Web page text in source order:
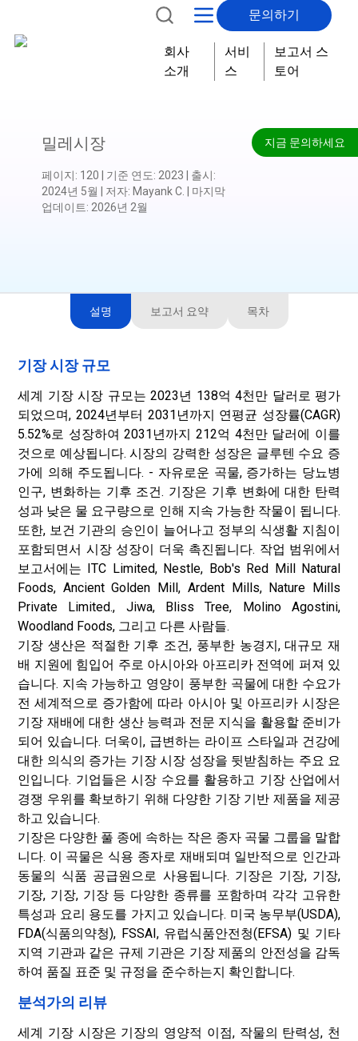
문의하기
회사
소개
서비
스
보고서 스
토어
지금 문의하세요
밀레시장
페이지: 120 기준 연도: 2023 출시:
2024년 5월
저자: Mayank C.
마지막
업데이트: 2026년 2월
설명 보고서 요약 목차
기장 시장 규모
세계 기장 시장 규모는 2023년 138억 4천만 달러로 평가
되었으며, 2024년부터 2031년까지 연평균 성장률(CAGR)
5.52%로 성장하여 2031년까지 212억 4천만 달러에 이를
것으로 예상됩니다. 시장의 강력한 성장은 글루텐 수요 증
가에 의해 주도됩니다. - 자유로운 곡물, 증가하는 당뇨병
인구, 변화하는 기후 조건. 기장은 기후 변화에 대한 탄력
성과 낮은 물 요구량으로 인해 지속 가능한 작물이 됩니다.
또한, 보건 기관의 승인이 늘어나고 정부의 식생활 지침이
포함되면서 시장 성장이 더욱 촉진됩니다. 작업 범위에서
보고서에는 ITC Limited, Nestle, Bob's Red Mill Natural
Foods, Ancient Golden Mill, Ardent Mills, Nature Mills
Private Limited., Jiwa, Bliss Tree, Molino Agostini,
Woodland Foods, 그리고 다른 사람들.
기장 생산은 적절한 기후 조건, 풍부한 농경지, 대규모 재
배 지원에 힘입어 주로 아시아와 아프리카 전역에 퍼져 있
습니다. 지속 가능하고 영양이 풍부한 곡물에 대한 수요가
전 세계적으로 증가함에 따라 아시아 및 아프리카 시장은
기장 재배에 대한 생산 능력과 전문 지식을 활용할 준비가
되어 있습니다. 더욱이, 급변하는 라이프 스타일과 건강에
대한 의식의 증가는 기장 시장 성장을 뒷받침하는 주요 요
인입니다. 기업들은 시장 수요를 활용하고 기장 산업에서
경쟁 우위를 확보하기 위해 다양한 기장 기반 제품을 제공
하고 있습니다.
기장은 다양한 풀 종에 속하는 작은 종자 곡물 그룹을 말합
니다. 이 곡물은 식용 종자로 재배되며 일반적으로 인간과
동물의 식품 공급원으로 사용됩니다. 기장은 기장, 기장,
기장, 기장, 기장 등 다양한 종류를 포함하며 각각 고유한
특성과 요리 용도를 가지고 있습니다. 미국 농무부(USDA),
FDA(식품의약청), FSSAI, 유럽식품안전청(EFSA) 및 기타
지역 기관과 같은 규제 기관은 기장 제품의 안전성을 감독
하여 품질 표준 및 규정을 준수하는지 확인합니다.
분석가의 리뷰
세계 기장 시장은 기장의 영양적 이점, 작물의 탄력성, 천